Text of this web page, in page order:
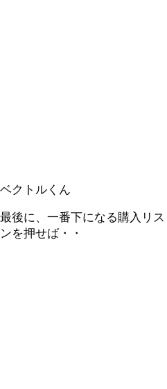
ベクトルくん
最後に、一番下になる購入リス
ンを押せば・・